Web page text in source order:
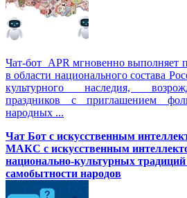
Чат-бот APR мгновенно выполняет
в области национального состава
культурного наследия,
праздников с приглашением
народных ...
Чат Бот с искусственным
МАКС с искусственным
национально-культурных
самобытности народов